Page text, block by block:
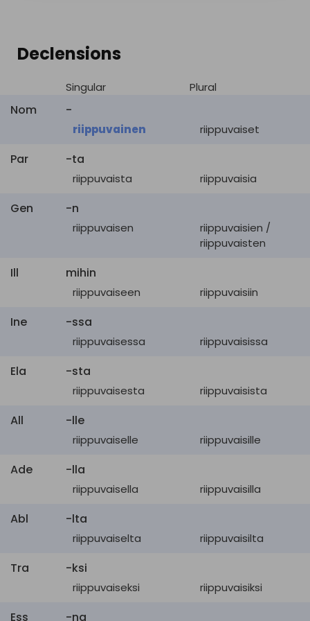
Declensions
Singular Plural
Nom -
riippuvainen riippuvaiset
Par -ta
riippuvaista riippuvaisia
Gen -n
riippuvaisen
riippuvaisien /
riippuvaisten
Ill mihin
riippuvaiseen riippuvaisiin
Ine -ssa
riippuvaisessa riippuvaisissa
Ela -sta
riippuvaisesta riippuvaisista
All -lle
riippuvaiselle riippuvaisille
Ade -lla
riippuvaisella riippuvaisilla
Abl -lta
riippuvaiselta riippuvaisilta
Tra -ksi
riippuvaiseksi riippuvaisiksi
Ess -na